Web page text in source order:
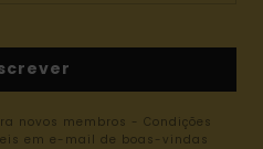
novos membros - Condições
em e-mail de boas-vindas